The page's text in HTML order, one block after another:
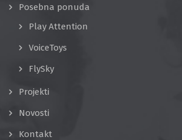
Posebna ponuda
Play Attention
VoiceToys
FlySky
Projekti
Novosti
Kontakt